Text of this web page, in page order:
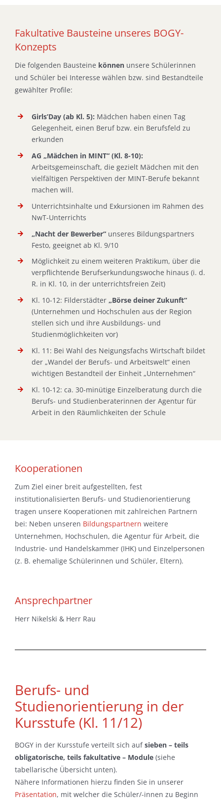
Fakultative Bausteine unseres BOGY-
Konzepts
Die folgenden Bausteine können unsere Schülerinnen
und Schüler bei Interesse wählen bzw. sind Bestandteile
gewählter Profile:
Girls’Day (ab Kl. 5): Mädchen haben einen Tag
Gelegenheit, einen Beruf bzw. ein Berufsfeld zu
erkunden
AG „Mädchen in MINT“ (Kl. 8-10):
Arbeitsgemeinschaft, die gezielt Mädchen mit den
vielfältigen Perspektiven der MINT-Berufe bekannt
machen will.
Unterrichtsinhalte und Exkursionen im Rahmen des
NwT-Unterrichts
„Nacht der Bewerber“unseres Bildungspartners
Festo, geeignet ab Kl. 9/10
Möglichkeit zu einem weiteren Praktikum, über die
verpflichtende Berufserkundungswoche hinaus (i. d.
R. in Kl. 10, in der unterrichtsfreien Zeit)
Kl. 10-12: Filderstädter „Börse deiner Zukunft“
(Unternehmen und Hochschulen aus der Region
stellen sich und ihre Ausbildungs- und
Studienmöglichkeiten vor)
Kl. 11: Bei Wahl des Neigungsfachs Wirtschaft bildet
der „Wandel der Berufs- und Arbeitswelt“ einen
wichtigen Bestandteil der Einheit „Unternehmen“
Kl. 10-12: ca. 30-minütige Einzelberatung durch die
Berufs- und Studienberaterinnen der Agentur für
Arbeit in den Räumlichkeiten der Schule
Kooperationen
Zum Ziel einer breit aufgestellten, fest
institutionalisierten Berufs- und Studienorientierung
tragen unsere Kooperationen mit zahlreichen Partnern
bei: Neben unseren Bildungspartnern weitere
Unternehmen, Hochschulen, die Agentur für Arbeit, die
Industrie- und Handelskammer (IHK) und Einzelpersonen
(z. B. ehemalige Schülerinnen und Schüler, Eltern).
Ansprechpartner
Herr Nikelski & Herr Rau
Berufs- und
Studienorientierung in der
Kursstufe (Kl. 11/12)
BOGY in der Kursstufe verteilt sich aufsieben – teils
obligatorische, teils fakultative – Module (siehe
tabellarische Übersicht unten).
Nähere Informationen hierzu finden Sie in unserer
Präsentation, mit welcher die Schüler/-innen zu Beginn